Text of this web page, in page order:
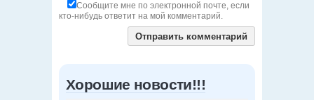
Сообщите мне по электронной почте, если
кто-нибудь ответит на мой комментарий.
Хорошие новости!!!